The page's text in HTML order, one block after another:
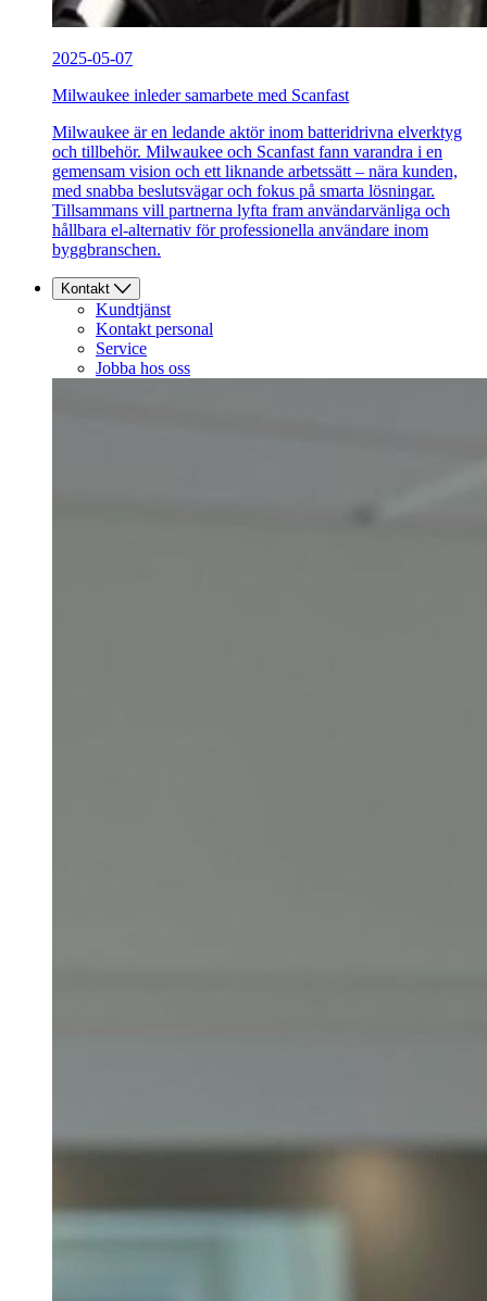
2025-05-07
Milwaukee inleder samarbete med Scanfast
Milwaukee är en ledande aktör inom batteridrivna elverktyg
och tillbehör. Milwaukee och Scanfast fann varandra i en
gemensam vision och ett liknande arbetssätt – nära kunden,
med snabba beslutsvägar och fokus på smarta lösningar.
Tillsammans vill partnerna lyfta fram användarvänliga och
hållbara el-alternativ för professionella användare inom
byggbranschen.
Kontakt
Kundtjänst
Kontakt personal
Service
Jobba hos oss